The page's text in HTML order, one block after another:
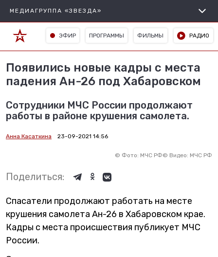
МЕДИАГРУППА «ЗВЕЗДА»
ЭФИР ПРОГРАММЫ ФИЛЬМЫ РАДИО
Появились новые кадры с места
падения Ан-26 под Хабаровском
Сотрудники МЧС России продолжают
работы в районе крушения самолета.
Анна Касаткина 23-09-2021 14:56
© Фото: МЧС РФ© Видео: МЧС РФ
Поделиться:
Спасатели продолжают работать на месте
крушения самолета Ан-26 в Хабаровском крае.
Кадры с места происшествия публикует МЧС
России.